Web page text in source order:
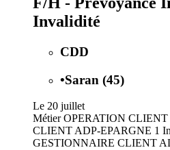
Invalidité
CDD
•Saran (45)
Le 20 juillet
Métier OPERATION
CLIENT ADP-EPARGNE 1
GESTIONNAIRE CLIENT